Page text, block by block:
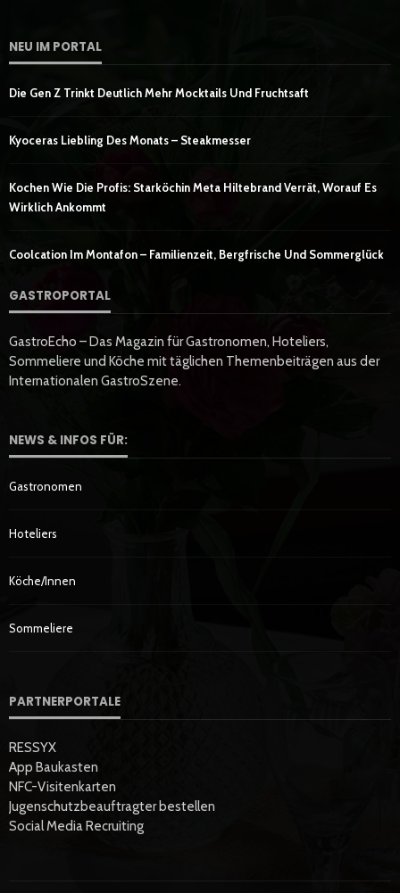
NEU IM PORTAL
Die Gen Z Trinkt Deutlich Mehr Mocktails Und Fruchtsaft
Kyoceras Liebling Des Monats – Steakmesser
Kochen Wie Die Profis: Starköchin Meta Hiltebrand Verrät, Worauf Es
Wirklich Ankommt
Coolcation Im Montafon – Familienzeit, Bergfrische Und Sommerglück
GASTROPORTAL
GastroEcho – Das Magazin für Gastronomen, Hoteliers,
Sommeliere und Köche mit täglichen Themenbeiträgen aus der
Internationalen GastroSzene.
NEWS & INFOS FÜR:
Gastronomen
Hoteliers
Köche/innen
Sommeliere
PARTNERPORTALE
RESSYX
App Baukasten
NFC-Visitenkarten
Jugenschutzbeauftragter bestellen
Social Media Recruiting